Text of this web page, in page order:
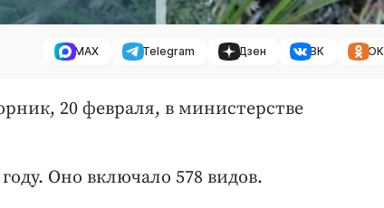
MAX Telegram Дзен ВК ОК
20 февраля, в министерстве
Оно включало 578 видов.